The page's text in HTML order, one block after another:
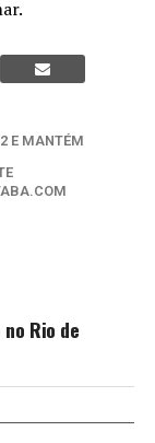
E MANTÉM
Rio de